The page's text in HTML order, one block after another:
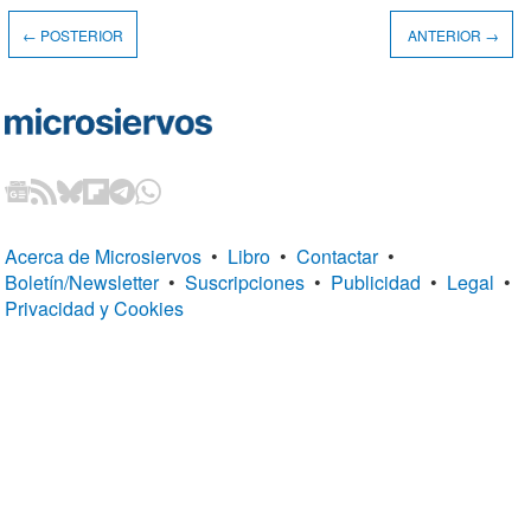
← POSTERIOR ANTERIOR →
Acerca de Microsiervos • Libro • Contactar •
Boletín/Newsletter • Suscripciones • Publicidad • Legal •
Privacidad y Cookies